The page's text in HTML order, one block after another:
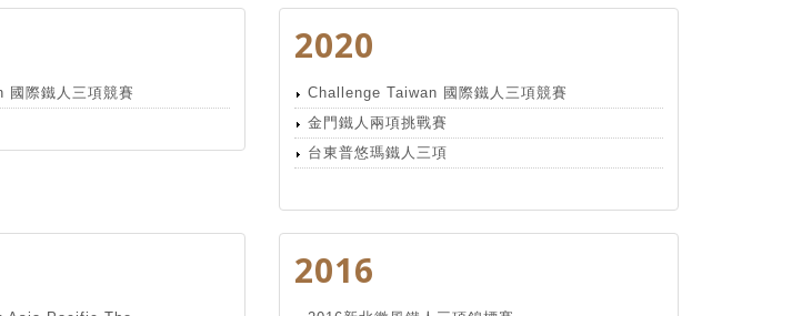
國際鐵人三項競賽
2020
Challenge Taiwan 國際鐵人三項競賽
金門鐵人兩項挑戰賽
台東普悠瑪鐵人三項
2016